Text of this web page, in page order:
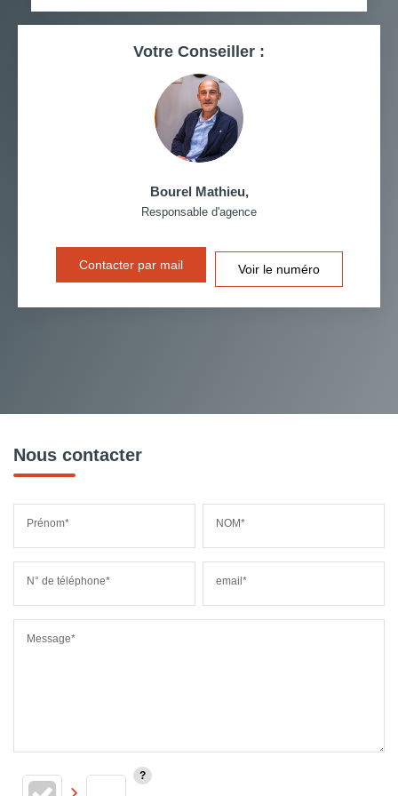
Votre Conseiller :
Bourel Mathieu,
Responsable d'agence
Contacter par mail Voir le numéro
Nous contacter
Prénom* NOM*
N° de téléphone* email*
Message*